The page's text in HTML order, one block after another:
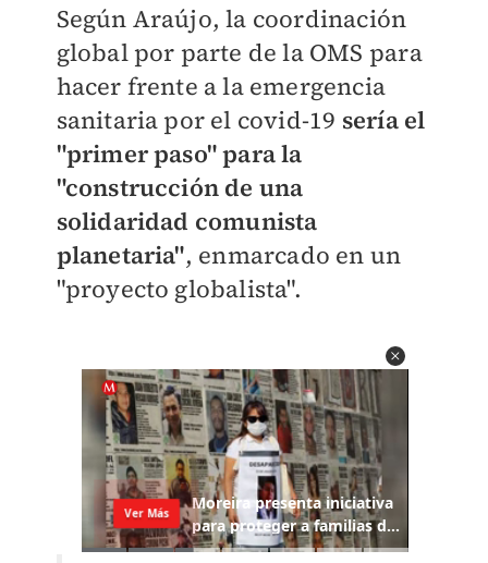
Según Araújo, la coordinación
global por parte de la OMS para
hacer frente a la emergencia
sanitaria por el covid-19 sería el
"primer paso" para la
"construcción de una
solidaridad comunista
planetaria", enmarcado en un
"proyecto globalista".